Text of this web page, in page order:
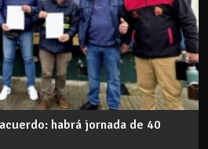
habrá jornada de 40